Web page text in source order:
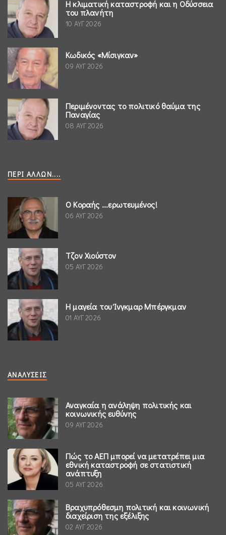
Η κλιματική καταστροφή και η Οδύσσεια
του πλανήτη
10 ΑΥΓ 2026
Κωδικός «Μίσιγκαν»
09 ΑΥΓ 2026
Περιμένοντας το πολιτικό θαύμα της
Παναγίας
08 ΑΥΓ 2026
ΠΕΡΊ ΆΛΛΩΝ....
Ο Κοραής ...ερωτευμένος!
06 ΑΥΓ 2026
Τζον Χιούστον
05 ΑΥΓ 2026
Η μαγεία του Ίνγκμαρ Μπέργκμαν
01 ΑΥΓ 2026
ΑΝΑΛΎΣΕΙΣ
Αναγκαία η ανάληψη πολιτικής και
κοινωνικής ευθύνης
09 ΑΥΓ 2026
Πώς το ΑΕΠ μπορεί να μετατρέπει μια
εθνική καταστροφή σε στατιστική
ανάπτυξη
05 ΑΥΓ 2026
Βραχυπρόθεσμη πολιτική και κοινωνική
διαχείριση της εξέλιξης
02 ΑΥΓ 2026